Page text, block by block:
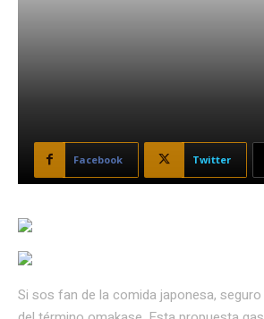
Facebook Twitter
Si sos fan de la comida japonesa,